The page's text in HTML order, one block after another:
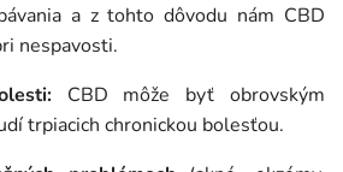
a z tohto dôvodu nám CBD
nespavosti.
CBD môže byť obrovským
trpiacich chronickou bolesťou.